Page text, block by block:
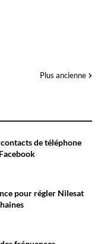
Plus ancienne
de téléphone
pour régler Nilesat